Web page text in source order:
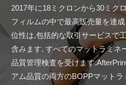
2017年に18ミクロンから30ミク
フィルムの中で最高販売量を達
位性は,包括的な取引サービスで
含みます. すべてのマットラミネ
品質管理検査を受けます
アム品質の両方のBOPPマット